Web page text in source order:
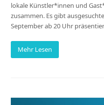
lokale Künstler*innen und
zusammen. Es gibt
September ab 20 Uhr
Mehr Lesen